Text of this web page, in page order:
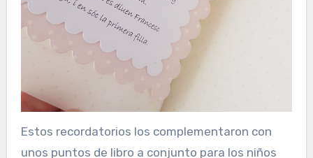
Estos recordatorios los complementaron con
unos puntos de libro a conjunto para los niños